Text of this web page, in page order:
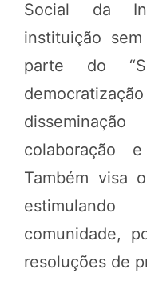
Social da
instituição
parte do
colaboração
Também visa
comunidade,
resoluções de